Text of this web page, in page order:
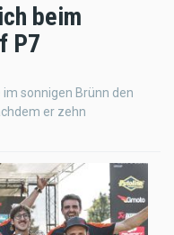
beim
P7
sonnigen Brünn den
er zehn